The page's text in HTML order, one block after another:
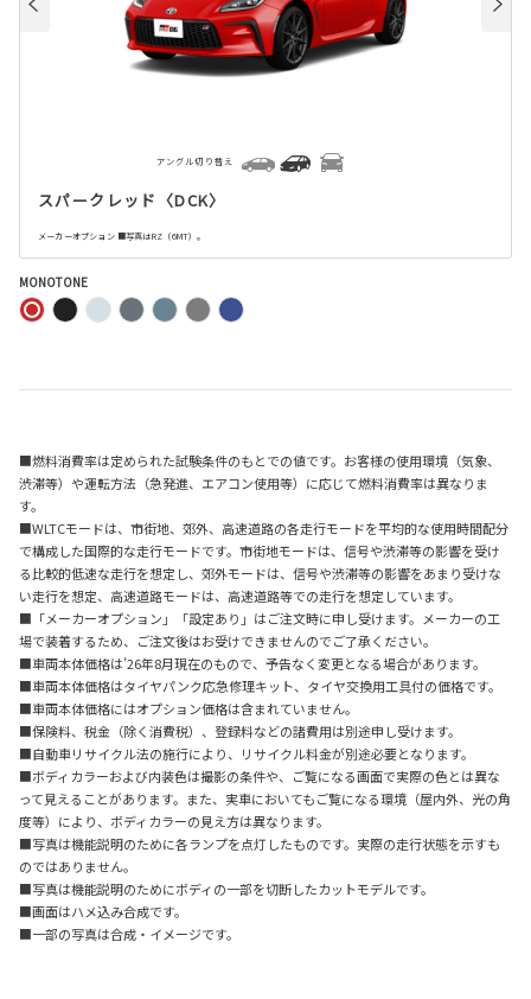
スパークレッド〈DCK〉
メーカーオプション ■写真はRZ（6MT）。
アングル切り替え
MONOTONE
■燃料消費率は定められた試験条件のもとでの値です。お客様の使用環境（気象、
渋滞等）や運転方法（急発進、エアコン使用等）に応じて燃料消費率は異なりま
す。
■WLTCモードは、市街地、郊外、高速道路の各走行モードを平均的な使用時間配分
で構成した国際的な走行モードです。市街地モードは、信号や渋滞等の影響を受け
る比較的低速な走行を想定し、郊外モードは、信号や渋滞等の影響をあまり受けな
い走行を想定、高速道路モードは、高速道路等での走行を想定しています。
■「メーカーオプション」「設定あり」はご注文時に申し受けます。メーカーの工
場で装着するため、ご注文後はお受けできませんのでご了承ください。
■車両本体価格は’26年8月現在のもので、予告なく変更となる場合があります。
■車両本体価格はタイヤパンク応急修理キット、タイヤ交換用工具付の価格です。
■車両本体価格にはオプション価格は含まれていません。
■保険料、税金（除く消費税）、登録料などの諸費用は別途申し受けます。
■自動車リサイクル法の施行により、リサイクル料金が別途必要となります。
■ボディカラーおよび内装色は撮影の条件や、ご覧になる画面で実際の色とは異な
って見えることがあります。また、実車においてもご覧になる環境（屋内外、光の角
度等）により、ボディカラーの見え方は異なります。
■写真は機能説明のために各ランプを点灯したものです。実際の走行状態を示すも
のではありません。
■写真は機能説明のためにボディの一部を切断したカットモデルです。
■画面はハメ込み合成です。
■一部の写真は合成・イメージです。